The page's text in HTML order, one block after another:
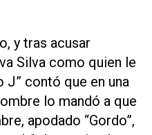
y tras acusar
Silva como quien le
J” contó que en una
lo mandó a que
apodado “Gordo”,